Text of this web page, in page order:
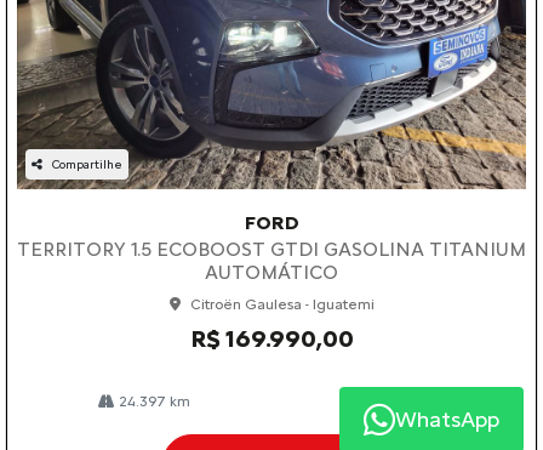
Compartilhe
FORD
TERRITORY 1.5 ECOBOOST GTDI GASOLINA TITANIUM
AUTOMÁTICO
Citroën Gaulesa - Iguatemi
R$ 169.990,00
24.397 km 2023/2024
WhatsApp